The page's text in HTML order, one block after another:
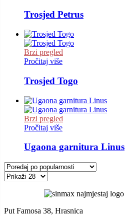
Trosjed Petrus
Brzi pregled
Pročitaj više
Trosjed Togo
Brzi pregled
Pročitaj više
Ugaona garnitura Linus
Put Famosa 38, Hrasnica